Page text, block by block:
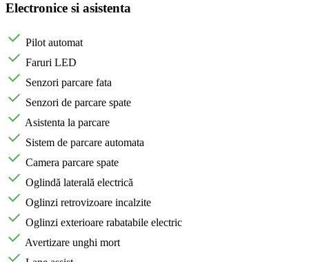
Electronice si asistenta
Pilot automat
Faruri LED
Senzori parcare fata
Senzori de parcare spate
Asistenta la parcare
Sistem de parcare automata
Camera parcare spate
Oglindă laterală electrică
Oglinzi retrovizoare incalzite
Oglinzi exterioare rabatabile electric
Avertizare unghi mort